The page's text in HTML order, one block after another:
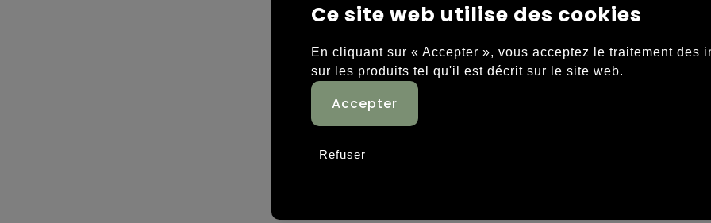
Sans marquage
Pleine couleur
Ce site web utilise des cookies
En cliquant sur « Accepter », vous acceptez le traitement des
sur les produits tel qu'il est décrit sur le site web.
Refuser